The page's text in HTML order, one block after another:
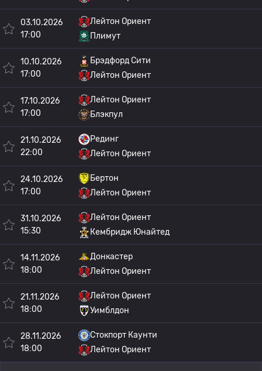
03.10.2026
17:00
Лейтон Ориент
Плимут
10.10.2026
17:00
Брэдфорд Сити
Лейтон Ориент
17.10.2026
17:00
Лейтон Ориент
Блэкпул
21.10.2026
22:00
Рединг
Лейтон Ориент
24.10.2026
17:00
Бертон
Лейтон Ориент
31.10.2026
15:30
Лейтон Ориент
Кембридж Юнайтед
14.11.2026
18:00
Донкастер
Лейтон Ориент
21.11.2026
18:00
Лейтон Ориент
Уимблдон
28.11.2026
18:00
Стокпорт Каунти
Лейтон Ориент